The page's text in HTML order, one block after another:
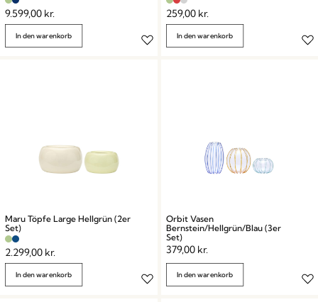
9.599,00 kr.
In den warenkorb
259,00 kr.
In den warenkorb
Maru Töpfe Large Hellgrün (2er
Set)
2.299,00 kr.
In den warenkorb
Orbit Vasen
Bernstein/Hellgrün/Blau (3er
Set)
379,00 kr.
In den warenkorb